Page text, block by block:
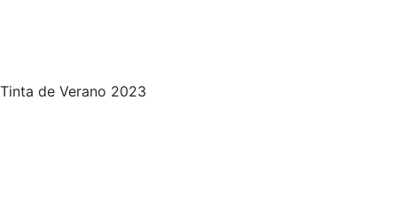
Tinta de Verano 2023